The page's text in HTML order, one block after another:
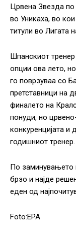
Црвена Звезда по
во Уникаха, во
титули во Лигата
Шпанскиот
опции ова лето,
го поврзуваа со
претставници на
финалето на
понуди, но
конкуренцијата и
годишниот тренер.
По заминувањето
брзо и најде
еден од
Foto:EPA